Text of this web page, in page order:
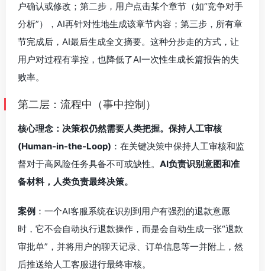
户确认或修改；第二步，用户点击某个章节（如“竞争对手
分析”），AI再针对性地生成该章节内容；第三步，所有章
节完成后，AI最后生成全文摘要。这种分步走的方式，让
用户对过程有掌控，也降低了AI一次性生成长篇报告的失
败率。
第二层：流程中（事中控制）
核心理念：决策权仍然需要人类把握。保持人工审核
(Human-in-the-Loop) ：在关键决策中保持人工审核和监
督对于高风险任务具备不可或缺性。 AI负责识别意图和准
备材料，人类负责最终决策。
案例 ：一个AI客服系统在识别到用户有强烈的退款意愿
时，它不会自动执行退款操作，而是会自动生成一张“退款
审批单”，并将用户的聊天记录、订单信息等一并附上，然
后推送给人工客服进行最终审核。